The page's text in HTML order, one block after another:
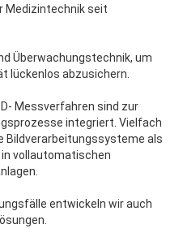
Medizintechnik seit
Überwachungstechnik, um
lückenlos abzusichern.
Messverfahren sind zur
integriert. Vielfach
als
in vollautomatischen
entwickeln wir auch